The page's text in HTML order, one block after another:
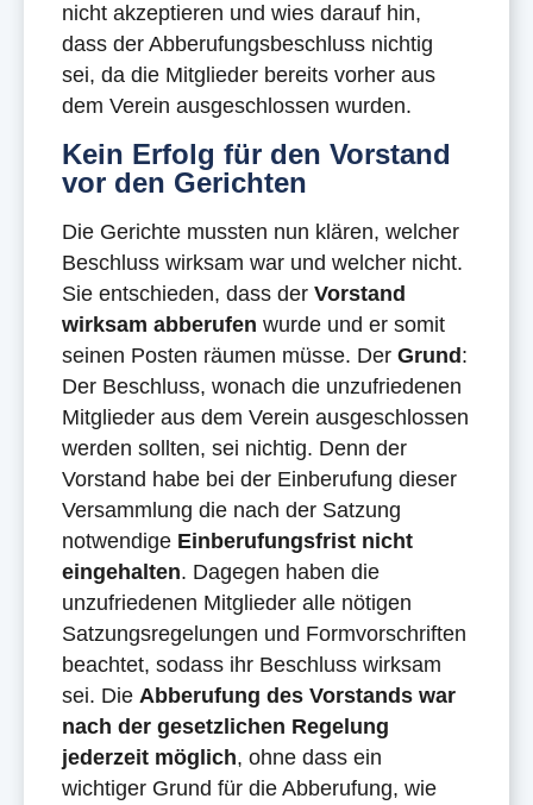
nicht akzeptieren und wies darauf hin,
dass der Abberufungsbeschluss nichtig
sei, da die Mitglieder bereits vorher aus
dem Verein ausgeschlossen wurden.
Kein Erfolg für den Vorstand
vor den Gerichten
Die Gerichte mussten nun klären, welcher
Beschluss wirksam war und welcher nicht.
Sie entschieden, dass der Vorstand
wirksam abberufen wurde und er somit
seinen Posten räumen müsse. Der Grund :
Der Beschluss, wonach die unzufriedenen
Mitglieder aus dem Verein ausgeschlossen
werden sollten, sei nichtig. Denn der
Vorstand habe bei der Einberufung dieser
Versammlung die nach der Satzung
notwendige Einberufungsfrist nicht
eingehalten. Dagegen haben die
unzufriedenen Mitglieder alle nötigen
Satzungsregelungen und Formvorschriften
beachtet, sodass ihr Beschluss wirksam
sei. Die Abberufung des Vorstands war
nach der gesetzlichen Regelung
jederzeit möglich, ohne dass ein
wichtiger Grund für die Abberufung, wie